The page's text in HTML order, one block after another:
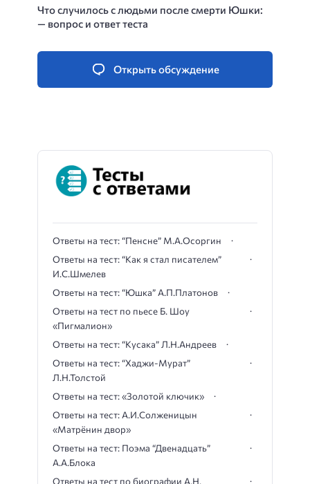
Что случилось с людьми после смерти Юшки:
— вопрос и ответ теста
Открыть обсуждение
Ответы на тест: “Пенсне” М.А.Осоргин
Ответы на тест: “Как я стал писателем”
И.С.Шмелев
Ответы на тест: “Юшка” А.П.Платонов
Ответы на тест по пьесе Б. Шоу
«Пигмалион»
Ответы на тест: “Кусака” Л.Н.Андреев
Ответы на тест: “Хаджи-Мурат”
Л.Н.Толстой
Ответы на тест: «Золотой ключик»
Ответы на тест: А.И.Солженицын
«Матрёнин двор»
Ответы на тест: Поэма “Двенадцать”
А.А.Блока
Ответы на тест по биографии А.Н.